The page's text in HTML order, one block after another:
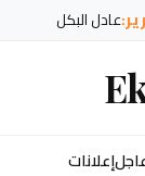
عادل البكل
إعلانات